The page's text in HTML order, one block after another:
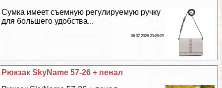
Сумка имеет съемную регулируемую ручку
для большего удобства...
06 07 2026 23:26:29
Рюкзак SkyName 57-26 + пенал